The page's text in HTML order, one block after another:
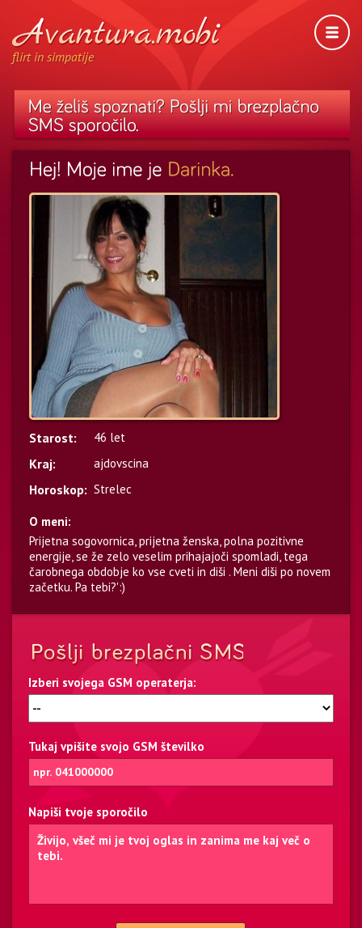
flirt in simpatije
Starost: 46 let
Kraj: ajdovscina
Horoskop: Strelec
O meni:
Prijetna sogovornica, prijetna ženska, polna pozitivne
energije, se že zelo veselim prihajajoči spomladi, tega
čarobnega obdobje ko vse cveti in diši . Meni diši po novem
začetku. Pa tebi?':)
Izberi svojega GSM operaterja:
Tukaj vpišite svojo GSM številko
Napiši tvoje sporočilo